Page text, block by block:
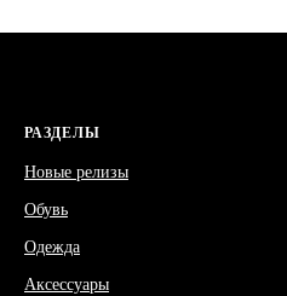
РАЗДЕЛЫ
Новые релизы
Обувь
Одежда
Аксессуары